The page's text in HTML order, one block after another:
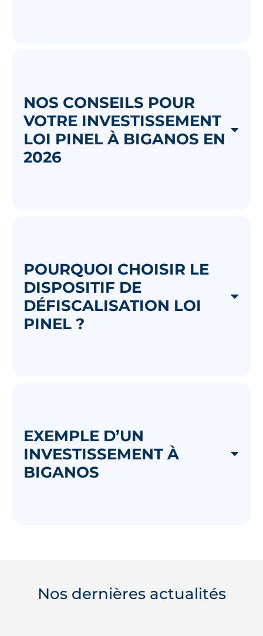
NOS CONSEILS POUR
VOTRE INVESTISSEMENT
LOI PINEL À BIGANOS EN
2026
POURQUOI CHOISIR LE
DISPOSITIF DE
DÉFISCALISATION LOI
PINEL ?
EXEMPLE D’UN
INVESTISSEMENT À
BIGANOS
Nos dernières actualités